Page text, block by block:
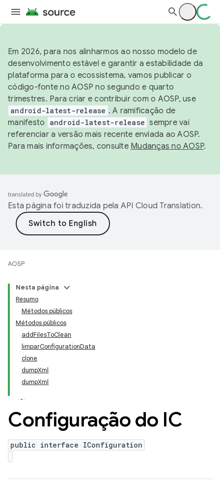
Em 2026, para nos alinharmos ao nosso modelo de
desenvolvimento estável e garantir a estabilidade da
plataforma para o ecossistema, vamos publicar o
código-fonte no AOSP no segundo e quarto
trimestres. Para criar e contribuir com o AOSP, use
android-latest-release . A ramificação de
manifesto
android-latest-release sempre vai
referenciar a versão mais recente enviada ao AOSP.
Para mais informações, consulte Mudanças no AOSP.
Esta página foi traduzida pela API Cloud Translation.
AOSP
Nesta página
Resumo
Métodos públicos
Métodos públicos
addFilesToClean
limparConfigurationData
clone
dumpXml
dumpXml
Configuração do IC
public interface IConfiguration